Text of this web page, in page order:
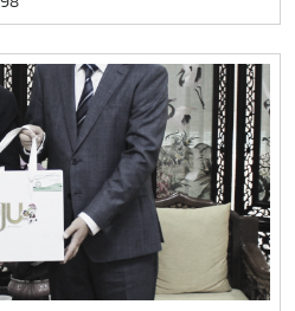
รหารือความร่วมมือและสนับสนุน
สัมพันธ์ในด้านต่าง ๆ7 January
Dr. Weerapon Thongma,
together with Associate
and the International
University visited the
in Chiang Mai to greet the
Masaru on the occasion of
academic connections
and Japan.